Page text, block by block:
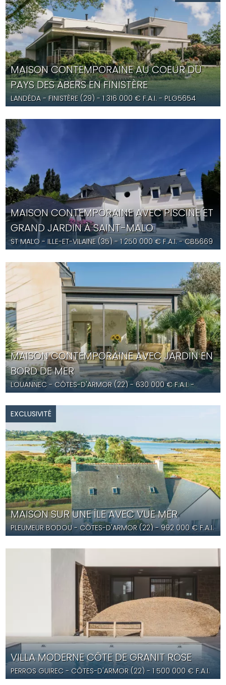
MAISON CONTEMPORAINE AU COEUR DU
PAYS DES ABERS EN FINISTÈRE
LANDÉDA- FINISTÈRE (29) -1 316 000 € F.A.I. - PLG5654
MAISON CONTEMPORAINE AVEC PISCINE ET
GRAND JARDIN À SAINT-MALO
ST MALO - ILLE-ET-VILAINE (35) -1 250 000 € F.A.I.- CB5669
MAISON CONTEMPORAINE AVEC JARDIN EN
BORD DE MER
LOUANNEC - CÔTES-D'ARMOR (22) -630 000€ F.A.I.-
YD5620
MAISON SUR UNE ÎLE AVEC VUE MER
PLEUMEUR BODOU- CÔTES-D'ARMOR (22) -992 000€ F.A.I.
- YD5622
EXCLUSIVITÉ
VILLA MODERNE CÔTE DE GRANIT ROSE
PERROS GUIREC- CÔTES-D'ARMOR (22) -1 500 000 € F.A.I.
- YD5566